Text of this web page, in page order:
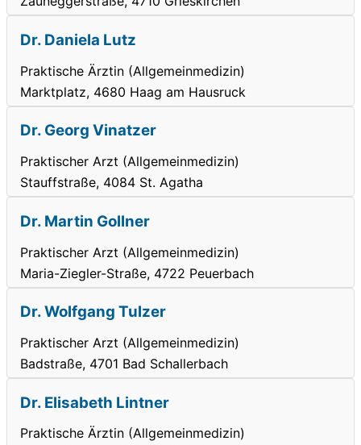
Dr. Daniela Lutz
Praktische Ärztin (Allgemeinmedizin)
Marktplatz, 4680 Haag am Hausruck
Dr. Georg Vinatzer
Praktischer Arzt (Allgemeinmedizin)
Stauffstraße, 4084 St. Agatha
Dr. Martin Gollner
Praktischer Arzt (Allgemeinmedizin)
Maria-Ziegler-Straße, 4722 Peuerbach
Dr. Wolfgang Tulzer
Praktischer Arzt (Allgemeinmedizin)
Badstraße, 4701 Bad Schallerbach
Dr. Elisabeth Lintner
Praktische Ärztin (Allgemeinmedizin)